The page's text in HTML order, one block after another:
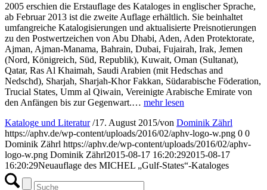
2005 erschien die Erstauflage des Kataloges in englischer Sprache,
ab Februar 2013 ist die zweite Auflage erhältlich. Sie beinhaltet
umfangreiche Katalogisierungen und aktualisierte Preisnotierungen
zu den Postwertzeichen von Abu Dhabi, Aden, Aden Protektorate,
Ajman, Ajman-Manama, Bahrain, Dubai, Fujairah, Irak, Jemen
(Nord, Königreich, Süd, Republik), Kuwait, Oman (Sultanat),
Qatar, Ras Al Khaimah, Saudi Arabien (mit Hedschas and
Nedschd), Sharjah, Sharjah-Khor Fakkan, Südarabische Föderation,
Trucial States, Umm al Qiwain, Vereinigte Arabische Emirate von
den Anfängen bis zur Gegenwart.… mehr lesen
Kataloge und Literatur /17. August 2015/von Dominik Zährl
https://aphv.de/wp-content/uploads/2016/02/aphv-logo-w.png 0 0
Dominik Zährl https://aphv.de/wp-content/uploads/2016/02/aphv-
logo-w.png Dominik Zährl2015-08-17 16:20:292015-08-17
16:20:29Neuauflage des MICHEL „Gulf-States“-Kataloges